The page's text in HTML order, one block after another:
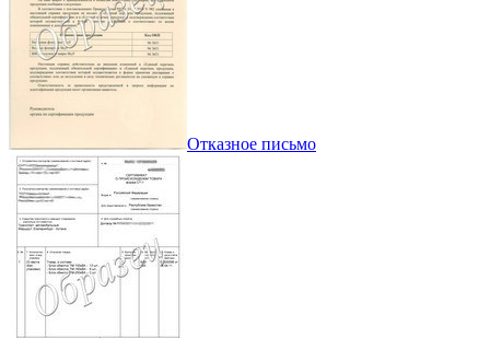
Отказное письмо